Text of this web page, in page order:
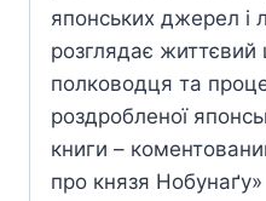
японських джерел і
розглядає
полководця та
роздробленої
книги –
про князя